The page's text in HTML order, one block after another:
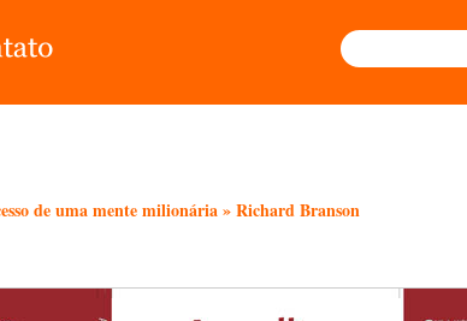
de uma mente milionária » Richard Branson